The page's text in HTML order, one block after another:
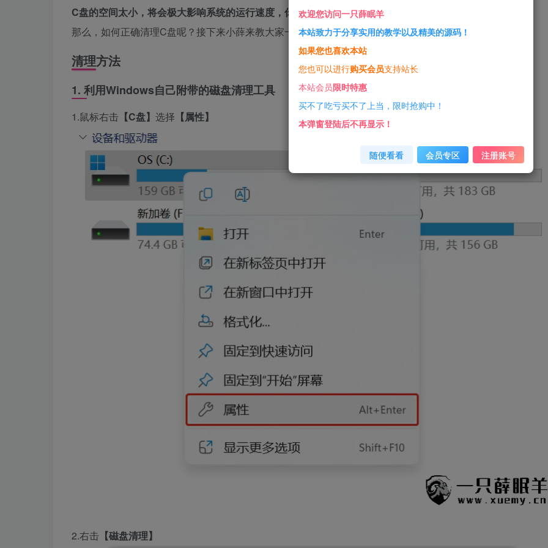
C盘的空间太小，将会极大影响系统的运行速度，你的电脑自然就会变卡、死机！
那么，如何正确清理C盘呢？接下来小薛来教大家一些有用的方法快速正确清理C盘。
清理方法
1. 利用Windows自己附带的磁盘清理工具
1.鼠标右击 【C盘】 选择 【属性】
2.右击 【磁盘清理】
欢迎您访问一只薛眠羊
本站致力于分享实用的教学以及精美的源码！
如果您也喜欢本站
您也可以进行购买会员支持站长
本站会员限时特惠
买不了吃亏买不了上当，限时抢购中！
本弹窗登陆后不再显示！
随便看看 会员专区 注册账号